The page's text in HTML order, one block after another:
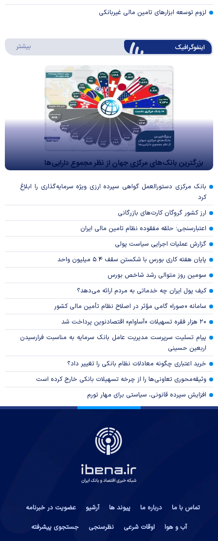
لزوم توسعه ابزارهای تامین مالی غیربانکی
اینفوگرافیک بیشتر
بزرگترین بانک‌های مرکزی جهان از نظر مجموع دارایی‌ها
بانک مرکزی دستورالعمل گواهی سپرده ارزی ویژه سرمایه‌گذاری را ابلاغ
کرد
ارز کشور گروگان کارت‌های بازرگانی
اعتبارسنجی؛ حلقه مفقوده نظام تامین مالی ایران
گزارش عملیات اجرایی سیاست پولی
پایان هفته کاری بورس با شکستن سقف ۵.۴ میلیون واحد
سومین روز متوالی رشد شاخص بورس
کیف پول ایران چه خدماتی به مردم ارائه می‌دهد؟
سامانه «صورا» گامی مؤثر در اصلاح نظام تأمین مالی کشور
۲۰ هزار فقره تسهیلات «آساوام» اقتصادنوین پرداخت شد
پیام تسلیت سرپرست مدیریت عامل بانک سرمایه به مناسبت فرارسیدن
اربعین حسینی
خرید اعتباری چگونه معادلات نظام بانکی را تغییر داد؟
وثیقه‌محوری تعاونی‌ها را از چرخه تسهیلات بانکی خارج کرده است
افزایش سپرده قانونی، سیاستی برای مهار تورم
تماس با ما درباره ما پیوند ها آرشیو
عضویت در خبرنامه
آب و هوا
اوقات شرعی نظرسنجی جستجوی پیشرفته